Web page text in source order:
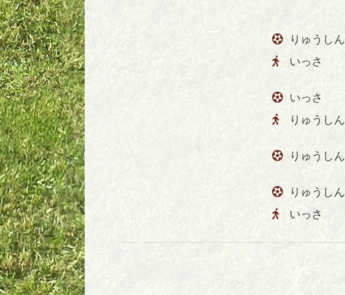
りゅうしん
いっさ
いっさ
りゅうしん
りゅうしん
りゅうしん
いっさ